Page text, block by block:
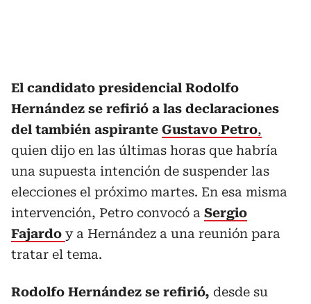
El candidato presidencial Rodolfo
Hernández se refirió a las declaraciones
del también aspirante Gustavo Petro,
quien dijo en las últimas horas que habría
una supuesta intención de suspender las
elecciones el próximo martes. En esa misma
intervención, Petro convocó a Sergio
Fajardo y a Hernández a una reunión para
tratar el tema.
Rodolfo Hernández se refirió, desde su